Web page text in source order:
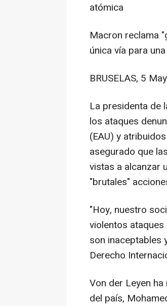
atómica
Macron reclama
única vía para
BRUSELAS, 5
La presidenta de
los ataques
(EAU) y
asegurado que
vistas a alcanzar
"brutales"
"Hoy, nuestro
violentos
son inaceptables
Derecho
Von der Leyen
del país,